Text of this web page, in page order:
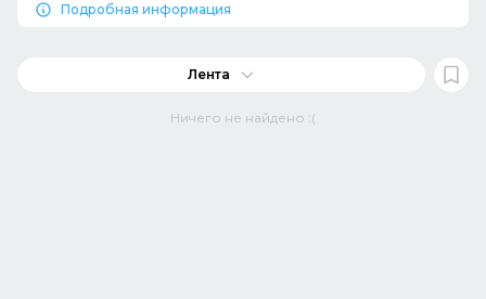
Подробная информация
Лента
Ничего не найдено :(